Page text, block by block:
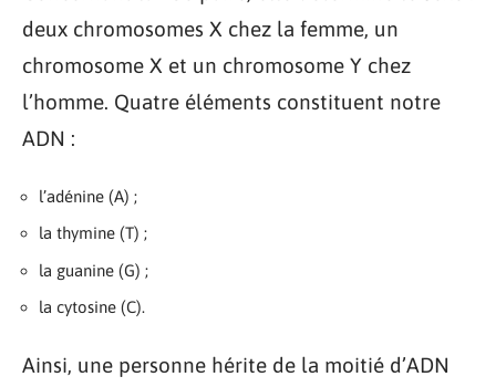
deux chromosomes X chez la femme, un
chromosome X et un chromosome Y chez
l’homme. Quatre éléments constituent notre
ADN :
l’adénine (A) ;
la thymine (T) ;
la guanine (G) ;
la cytosine (C).
Ainsi, une personne hérite de la moitié d’ADN